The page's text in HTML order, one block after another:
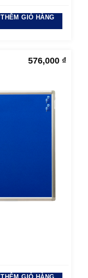
THÊM GIỎ HÀNG
576,000 ₫